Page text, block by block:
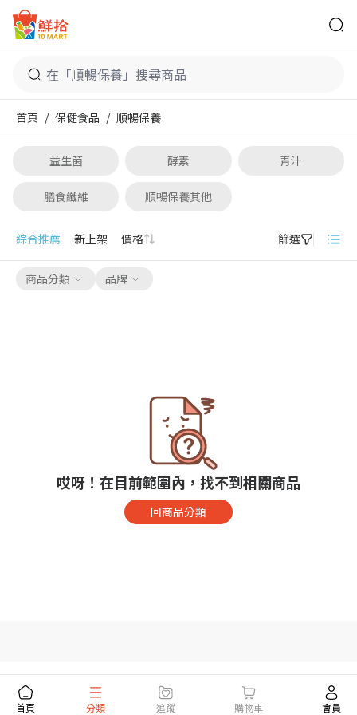
鮮拾
首頁 / 保健食品 / 順暢保養
益生菌 酵素 青汁
膳食纖維
順暢保養其他
綜合推薦 新上架 價格 篩選
商品分類 品牌
哎呀！在目前範圍內，找不到相關商品
回商品分類
首頁 分類 追蹤 購物車 會員